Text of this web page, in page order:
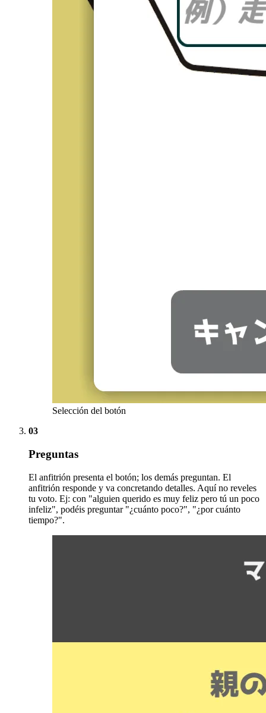
Selección del botón
03
Preguntas
El anfitrión presenta el botón; los demás preguntan. El
anfitrión responde y va concretando detalles. Aquí no reveles
tu voto. Ej: con "alguien querido es muy feliz pero tú un poco
infeliz", podéis preguntar "¿cuánto poco?", "¿por cuánto
tiempo?".